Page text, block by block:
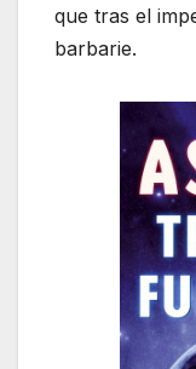
que tras el
barbarie.